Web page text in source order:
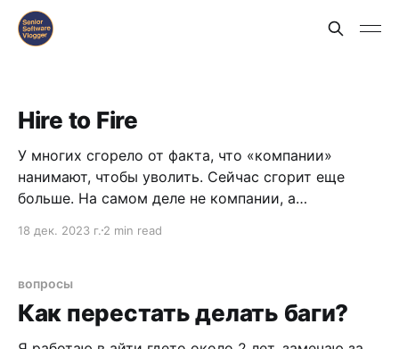
Hire to Fire
У многих сгорело от факта, что «компании»
нанимают, чтобы уволить. Сейчас сгорит еще
больше. На самом деле не компании, а
18 дек. 2023 г. 2 min read
вопросы
Как перестать делать баги?